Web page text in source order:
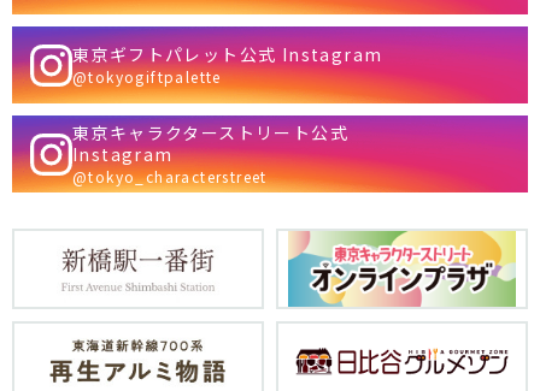
東京ギフトパレット公式 Instagram
@tokyogiftpalette
東京キャラクターストリート公式
Instagram
@tokyo_characterstreet